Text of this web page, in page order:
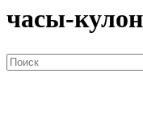
часы-